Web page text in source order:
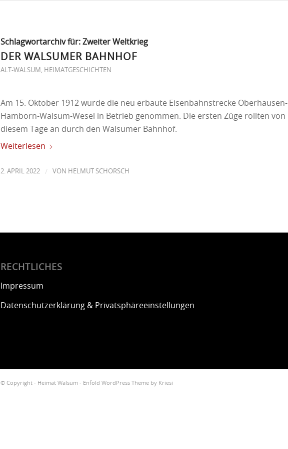
Schlagwortarchiv für:Zweiter Weltkrieg
DER WALSUMER BAHNHOF
ALT-WALSUM , HEIMATGESCHICHTEN
Am 15. Oktober 1912 wurde die neu erbaute Eisenbahnstrecke Oberhausen-
Hamborn-Walsum-Wesel in Betrieb genommen. Die ersten Züge rollten von
diesem Tage an durch den Walsumer Bahnhof.
Weiterlesen
2. APRIL 2022 / VON HELMUT SCHORSCH
RECHTLICHES
Impressum
Datenschutzerklärung & Privatsphäreeinstellungen
© Copyright - Heimat Walsum - Enfold WordPress Theme by Kriesi